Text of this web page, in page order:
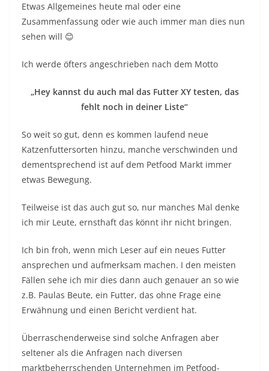
Etwas Allgemeines heute mal oder eine
Zusammenfassung oder wie auch immer man dies nun
sehen will 😊
Ich werde öfters angeschrieben nach dem Motto
„Hey kannst du auch mal das Futter XY testen, das
fehlt noch in deiner Liste“
So weit so gut, denn es kommen laufend neue
Katzenfuttersorten hinzu, manche verschwinden und
dementsprechend ist auf dem Petfood Markt immer
etwas Bewegung.
Teilweise ist das auch gut so, nur manches Mal denke
ich mir Leute, ernsthaft das könnt ihr nicht bringen.
Ich bin froh, wenn mich Leser auf ein neues Futter
ansprechen und aufmerksam machen. I den meisten
Fällen sehe ich mir dies dann auch genauer an so wie
z.B. Paulas Beute, ein Futter, das ohne Frage eine
Erwähnung und einen Bericht verdient hat.
Überraschenderweise sind solche Anfragen aber
seltener als die Anfragen nach diversen
marktbeherrschenden Unternehmen im Petfood-